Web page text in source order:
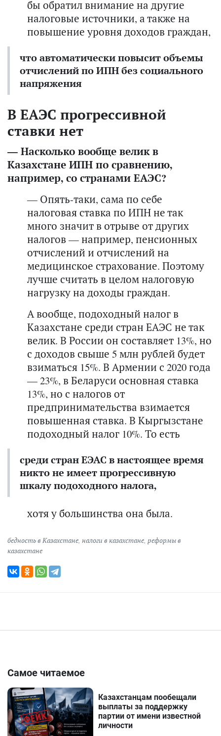
бы обратил внимание на другие
налоговые источники, а также на
повышение уровня доходов граждан,
что автоматически повысит объемы
отчислений по ИПН без социального
напряжения
В ЕАЭС прогрессивной
ставки нет
— Насколько вообще велик в
Казахстане ИПН по сравнению,
например, со странами ЕАЭС?
— Опять-таки, сама по себе
налоговая ставка по ИПН не так
много значит в отрыве от других
налогов — например, пенсионных
отчислений и отчислений на
медицинское страхование. Поэтому
лучше считать в целом налоговую
нагрузку на доходы граждан.
А вообще, подоходный налог в
Казахстане среди стран ЕАЭС не так
велик. В России он составляет 13%, но
с доходов свыше 5 млн рублей будет
взиматься 15%. В Армении с 2020 года
— 23%, в Беларуси основная ставка
13%, но с налогов от
предпринимательства взимается
повышенная ставка. В Кыргызстане
подоходный налог 10%. То есть
среди стран ЕЭАС в настоящее время
никто не имеет прогрессивную
шкалу подоходного налога,
хотя у большинства она была.
бедность в Казахстане, налоги в казахстане, реформы в
казахстане
Самое читаемое
Казахстанцам пообещали
выплаты за поддержку
партии от имени известной
личности